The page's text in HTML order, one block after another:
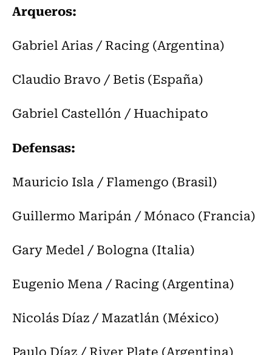
Arqueros:
Gabriel Arias / Racing (Argentina)
Claudio Bravo / Betis (España)
Gabriel Castellón / Huachipato
Defensas:
Mauricio Isla / Flamengo (Brasil)
Guillermo Maripán / Mónaco (Francia)
Gary Medel / Bologna (Italia)
Eugenio Mena / Racing (Argentina)
Nicolás Díaz / Mazatlán (México)
Paulo Díaz / River Plate (Argentina)